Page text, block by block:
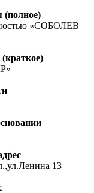
(полное)
«СОБОЛЕВ
13